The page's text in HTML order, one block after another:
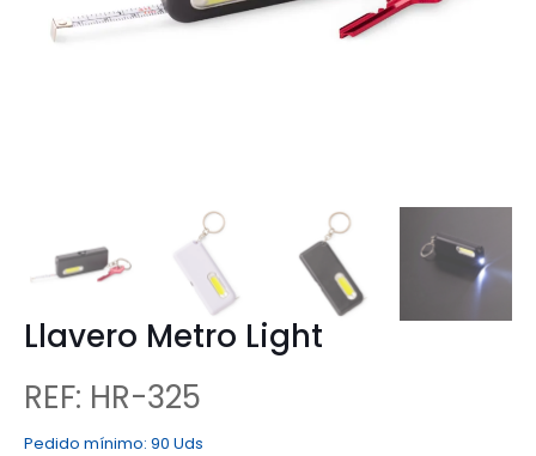
Llavero Metro Light
REF: HR-325
Pedido mínimo: 90 Uds